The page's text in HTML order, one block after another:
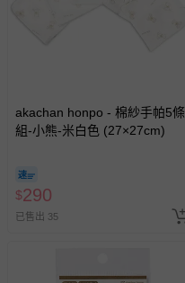
akachan honpo - 棉紗手帕5條
組-小熊-米白色 (27×27cm)
$290
已售出 35